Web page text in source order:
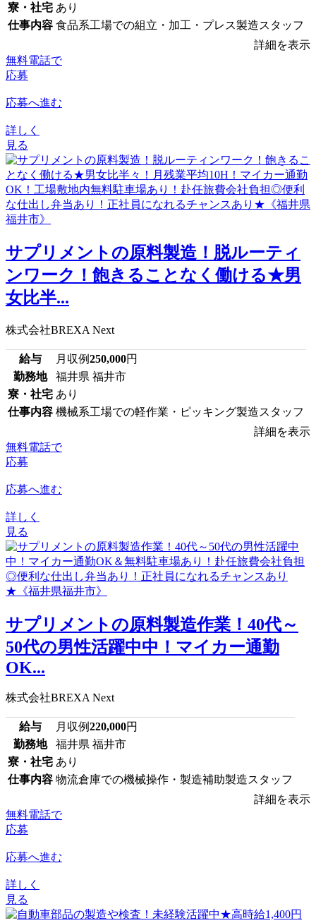
寮・社宅 あり
仕事内容 食品系工場での組立・加工・プレス製造スタッフ
詳細を表示
無料電話で
応募
応募へ進む
詳しく
見る
サプリメントの原料製造！脱ルーティ
ンワーク！飽きることなく働ける★男
女比半...
株式会社BREXA Next
給与 月収例250,000円
勤務地
福井県 福井市
寮・社宅 あり
仕事内容 機械系工場での軽作業・ピッキング製造スタッフ
詳細を表示
無料電話で
応募
応募へ進む
詳しく
見る
サプリメントの原料製造作業！40代～
50代の男性活躍中中！マイカー通勤
OK...
株式会社BREXA Next
給与 月収例220,000円
勤務地
福井県 福井市
寮・社宅 あり
仕事内容 物流倉庫での機械操作・製造補助製造スタッフ
詳細を表示
無料電話で
応募
応募へ進む
詳しく
見る